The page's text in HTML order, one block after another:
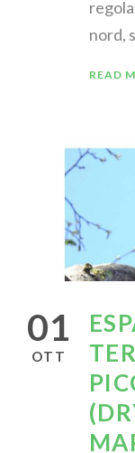
nord,
READ
01
OTT